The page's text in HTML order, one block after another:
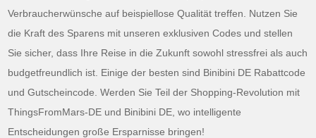
Verbraucherwünsche auf beispiellose Qualität treffen. Nutzen Sie
die Kraft des Sparens mit unseren exklusiven Codes und stellen
Sie sicher, dass Ihre Reise in die Zukunft sowohl stressfrei als auch
budgetfreundlich ist. Einige der besten sind Binibini DE Rabattcode
und Gutscheincode. Werden Sie Teil der Shopping-Revolution mit
ThingsFromMars-DE und Binibini DE, wo intelligente
Entscheidungen große Ersparnisse bringen!